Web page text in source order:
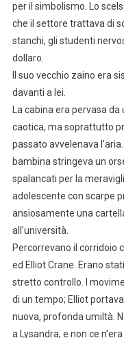
per il simbolismo. Lo
che il settore trattava di
stanchi, gli studenti
dollaro.
Il suo vecchio zaino era
davanti a lei.
La cabina era pervasa da
caotica, ma soprattutto
passato avvelenava
bambina stringeva un
spalancati per la
adolescente con scarpe
ansiosamente una
all’università.
Percorrevano il corridoio
ed Elliot Crane. Erano
stretto controllo. I
di un tempo; Elliot
nuova, profonda umiltà.
a Lysandra, e non ce